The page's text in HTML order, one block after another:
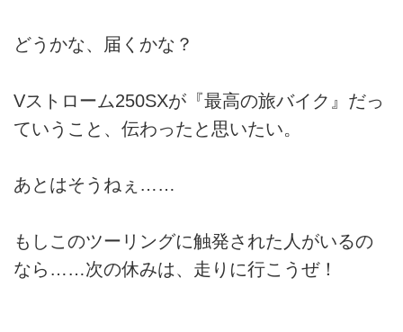
どうかな、届くかな？
Vストローム250SXが『最高の旅バイク』だっ
ていうこと、伝わったと思いたい。
あとはそうねぇ……
もしこのツーリングに触発された人がいるの
なら……次の休みは、走りに行こうぜ！